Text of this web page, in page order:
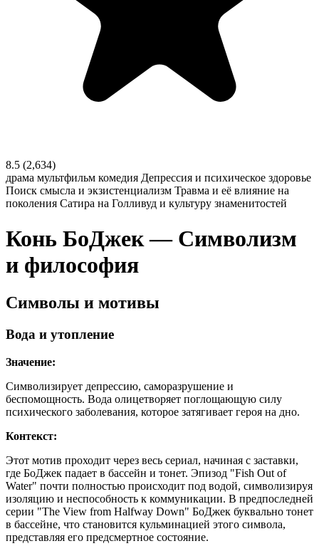
8.5 (2,634)
драма мультфильм комедия Депрессия и психическое здоровье
Поиск смысла и экзистенциализм Травма и её влияние на
поколения Сатира на Голливуд и культуру знаменитостей
Конь БоДжек — Символизм
и философия
Символы и мотивы
Вода и утопление
Значение:
Символизирует депрессию, саморазрушение и
беспомощность. Вода олицетворяет поглощающую силу
психического заболевания, которое затягивает героя на дно.
Контекст:
Этот мотив проходит через весь сериал, начиная с заставки,
где БоДжек падает в бассейн и тонет. Эпизод "Fish Out of
Water" почти полностью происходит под водой, символизируя
изоляцию и неспособность к коммуникации. В предпоследней
серии "The View from Halfway Down" БоДжек буквально тонет
в бассейне, что становится кульминацией этого символа,
представляя его предсмертное состояние.